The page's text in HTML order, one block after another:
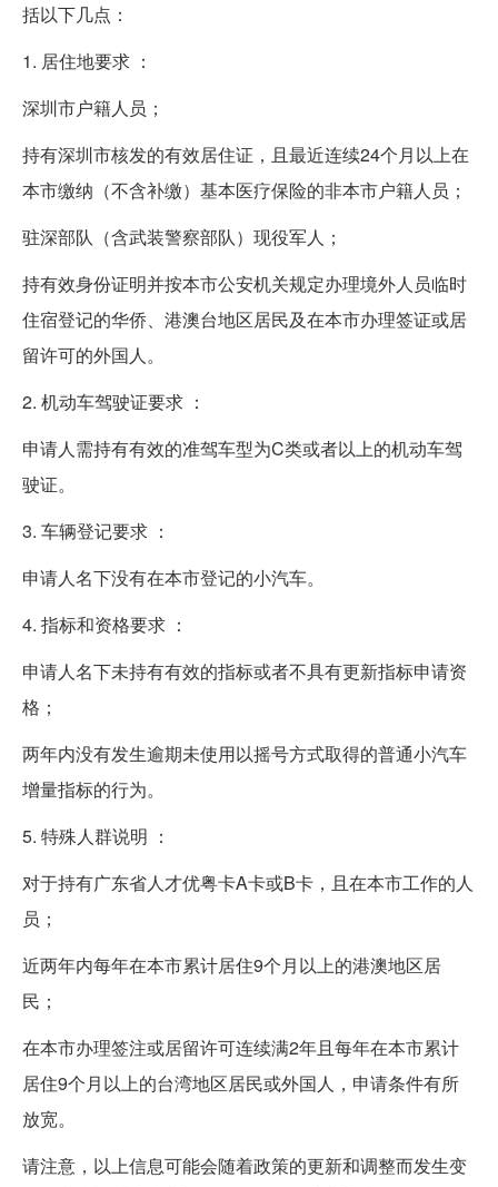
括以下几点：
1. 居住地要求 ：
深圳市户籍人员；
持有深圳市核发的有效居住证，且最近连续24个月以上在
本市缴纳（不含补缴）基本医疗保险的非本市户籍人员；
驻深部队（含武装警察部队）现役军人；
持有效身份证明并按本市公安机关规定办理境外人员临时
住宿登记的华侨、港澳台地区居民及在本市办理签证或居
留许可的外国人。
2. 机动车驾驶证要求 ：
申请人需持有有效的准驾车型为C类或者以上的机动车驾
驶证。
3. 车辆登记要求 ：
申请人名下没有在本市登记的小汽车。
4. 指标和资格要求 ：
申请人名下未持有有效的指标或者不具有更新指标申请资
格；
两年内没有发生逾期未使用以摇号方式取得的普通小汽车
增量指标的行为。
5. 特殊人群说明 ：
对于持有广东省人才优粤卡A卡或B卡，且在本市工作的人
员；
近两年内每年在本市累计居住9个月以上的港澳地区居
民；
在本市办理签注或居留许可连续满2年且每年在本市累计
居住9个月以上的台湾地区居民或外国人，申请条件有所
放宽。
请注意，以上信息可能会随着政策的更新和调整而发生变